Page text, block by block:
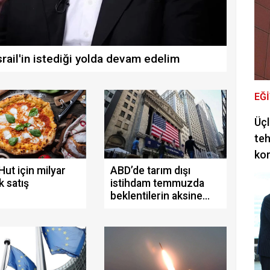
istediği yolda devam edelim
için milyar
satış
ABD’de tarım dışı
istihdam temmuzda
beklentilerin aksine